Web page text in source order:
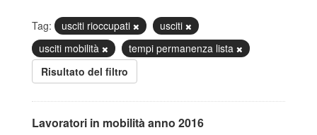
Tag: usciti rioccupati
usciti
usciti mobilità
tempi permanenza lista
Risultato del filtro
Lavoratori in mobilità anno 2016